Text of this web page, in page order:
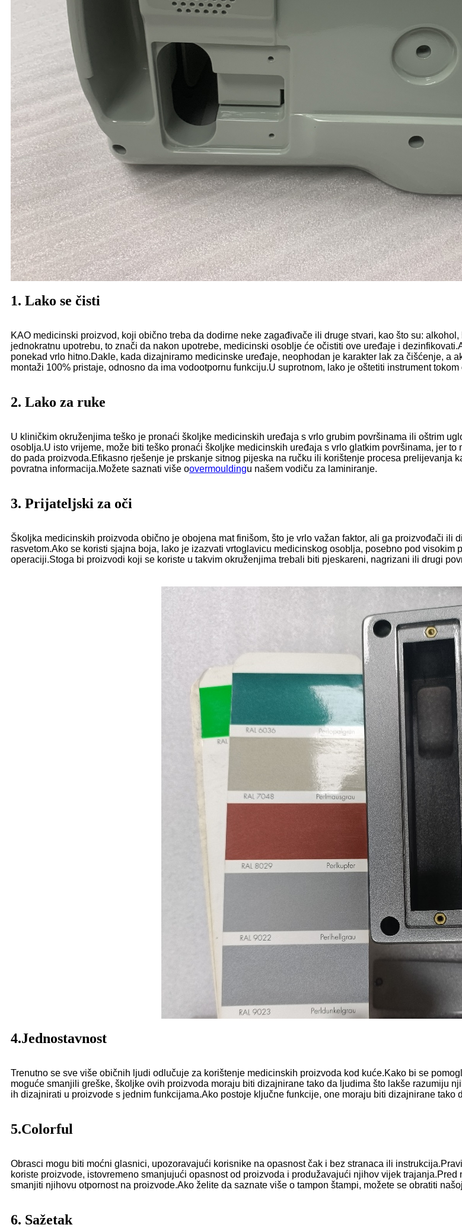
1. Lako se čisti
KAO medicinski proizvod, koji obično treba da dodirne neke zagađivače ili druge stvari, kao što su:
jednokratnu upotrebu, to znači da nakon upotrebe, medicinski osoblje će očistiti ove uređaje i
ponekad vrlo hitno.Dakle, kada dizajniramo medicinske uređaje, neophodan je karakter lak za čišćenje, a
montaži 100% pristaje, odnosno da ima vodootpornu funkciju.U suprotnom, lako je oštetiti instrument tokom
2. Lako za ruke
U kliničkim okruženjima teško je pronaći školjke medicinskih uređaja s vrlo grubim površinama ili oštrim
osoblja.U isto vrijeme, može biti teško pronaći školjke medicinskih uređaja s vrlo glatkim površinama, jer
do pada proizvoda.Efikasno rješenje je prskanje sitnog pijeska na ručku ili korištenje procesa prelijevanja
povratna informacija.Možete saznati više oovermouldingu našem vodiču za laminiranje.
3. Prijateljski za oči
Školjka medicinskih proizvoda obično je obojena mat finišom, što je vrlo važan faktor, ali ga proizvođači ili
rasvetom.Ako se koristi sjajna boja, lako je izazvati vrtoglavicu medicinskog osoblja, posebno pod
operaciji.Stoga bi proizvodi koji se koriste u takvim okruženjima trebali biti pjeskareni, nagrizani ili drugi
4.Jednostavnost
Trenutno se sve više običnih ljudi odlučuje za korištenje medicinskih proizvoda kod kuće.Kako bi se
moguće smanjili greške, školjke ovih proizvoda moraju biti dizajnirane tako da ljudima što lakše razumiju
ih dizajnirati u proizvode s jednim funkcijama.Ako postoje ključne funkcije, one moraju biti dizajnirane
5.Colorful
Obrasci mogu biti moćni glasnici, upozoravajući korisnike na opasnost čak i bez stranaca ili
koriste proizvode, istovremeno smanjujući opasnost od proizvoda i produžavajući njihov vijek
smanjiti njihovu otpornost na proizvode.Ako želite da saznate više o tampon štampi, možete se obratiti našoj
6. Sažetak